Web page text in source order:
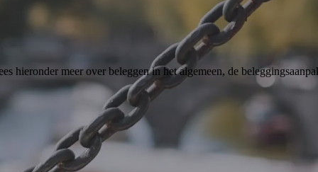
hieronder meer over beleggen in het algemeen, de